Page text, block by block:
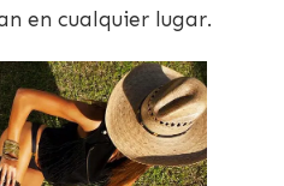
en cualquier lugar.